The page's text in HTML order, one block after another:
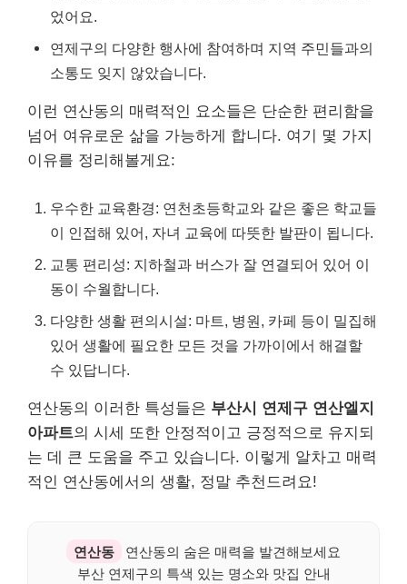
었어요.
연제구의 다양한 행사에 참여하며 지역 주민들과의
소통도 잊지 않았습니다.
이런 연산동의 매력적인 요소들은 단순한 편리함을
넘어 여유로운 삶을 가능하게 합니다. 여기 몇 가지
이유를 정리해볼게요:
우수한 교육환경: 연천초등학교와 같은 좋은 학교들
이 인접해 있어, 자녀 교육에 따뜻한 발판이 됩니다.
교통 편리성: 지하철과 버스가 잘 연결되어 있어 이
동이 수월합니다.
다양한 생활 편의시설: 마트, 병원, 카페 등이 밀집해
있어 생활에 필요한 모든 것을 가까이에서 해결할
수 있답니다.
연산동의 이러한 특성들은 부산시 연제구 연산엘지
아파트의 시세 또한 안정적이고 긍정적으로 유지되
는 데 큰 도움을 주고 있습니다. 이렇게 알차고 매력
적인 연산동에서의 생활, 정말 추천드려요!
연산동
연산동의 숨은 매력을 발견해보세요
부산 연제구의 특색 있는 명소와 맛집 안내